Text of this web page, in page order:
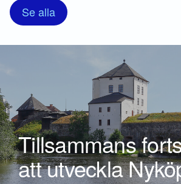
Se alla
Tillsammans
att utveckla